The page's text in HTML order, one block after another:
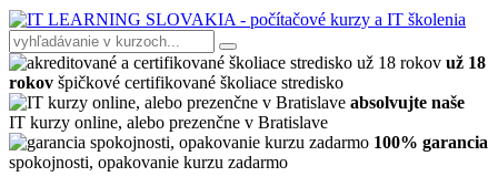
už 18
rokov špičkové certifikované školiace stredisko
absolvujte naše
IT kurzy online, alebo prezenčne v Bratislave
100% garancia
spokojnosti, opakovanie kurzu zadarmo